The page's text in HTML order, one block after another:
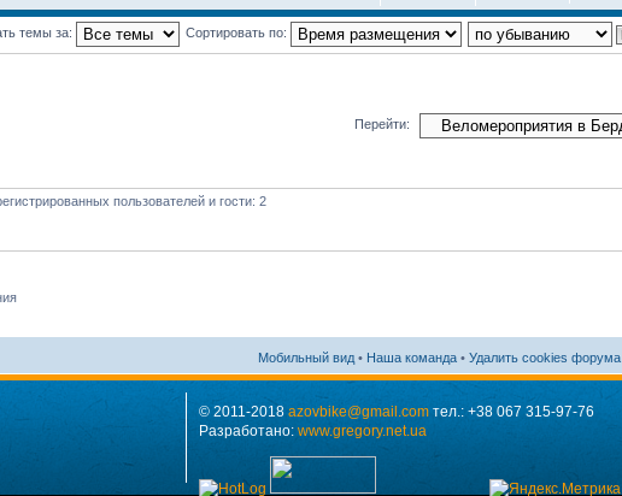
темы за: Сортировать по:
Перейти:
пользователей и гости: 2
Мобильный вид • Наша команда • Удалить cookies форума
© 2011-2018 azovbike@gmail.com тел.: +38 067 315-97-76
Разработано: www.gregory.net.ua